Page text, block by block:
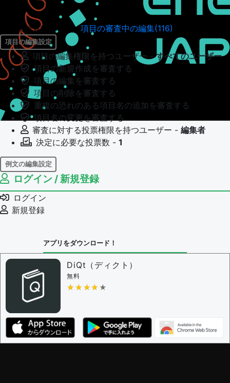
項目の編集履歴（34949） 項目の審査中の編集(116)
項目の編集設定
項目の編集権限を持つユーザー -すべてのユーザー
項目の新規作成を審査する
項目の編集を審査する
項目の削除を審査する
重複の恐れのある項目名の追加を審査する
項目名の変更を審査する
審査に対する投票権限を持つユーザー - 編集者
決定に必要な投票数 - 1
例文の編集設定
例文の編集権限を持つユーザー -
例文の編集を審査する
例文の削除を審査する
審査に対する投票権限を持つユーザー -
問題の編集権限を持つユーザー -
審査に対する投票権限を持つユーザー -
ザー
決定に必要な投票数 -
編集ガイドライン
ログイン / 新規登録
ログイン
新規登録
アプリをダウンロード！
DiQt（ディクト）
無料
★★★★★
★★★★★